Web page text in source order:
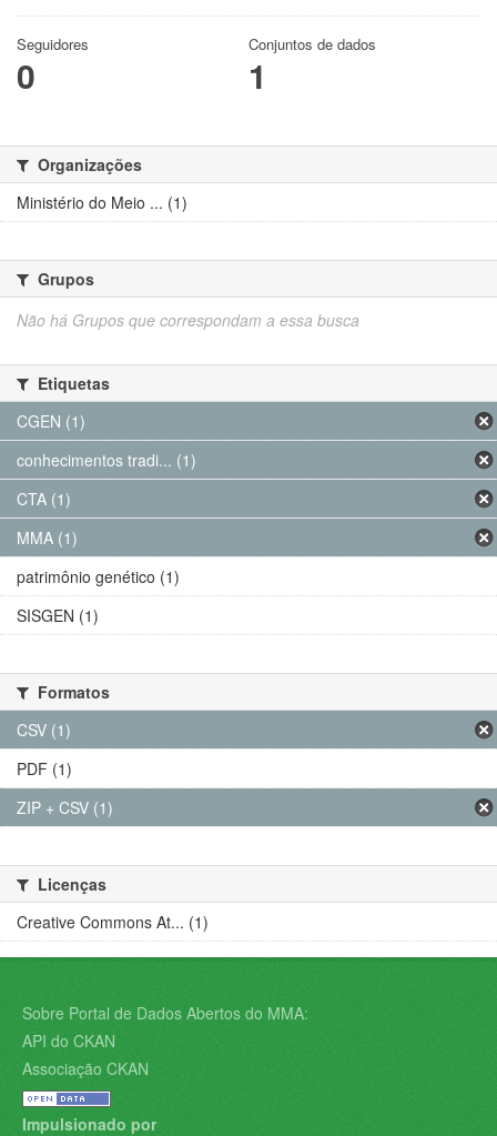
Seguidores
0
Conjuntos de dados
1
Organizações
Ministério do Meio ... (1)
Grupos
Não há Grupos que correspondam a essa busca
Etiquetas
CGEN (1)
conhecimentos tradi... (1)
CTA (1)
MMA (1)
patrimônio genético (1)
SISGEN (1)
Formatos
CSV (1)
PDF (1)
ZIP + CSV (1)
Licenças
Creative Commons At... (1)
Sobre Portal de Dados Abertos do MMA:
API do CKAN
Associação CKAN
Impulsionado por